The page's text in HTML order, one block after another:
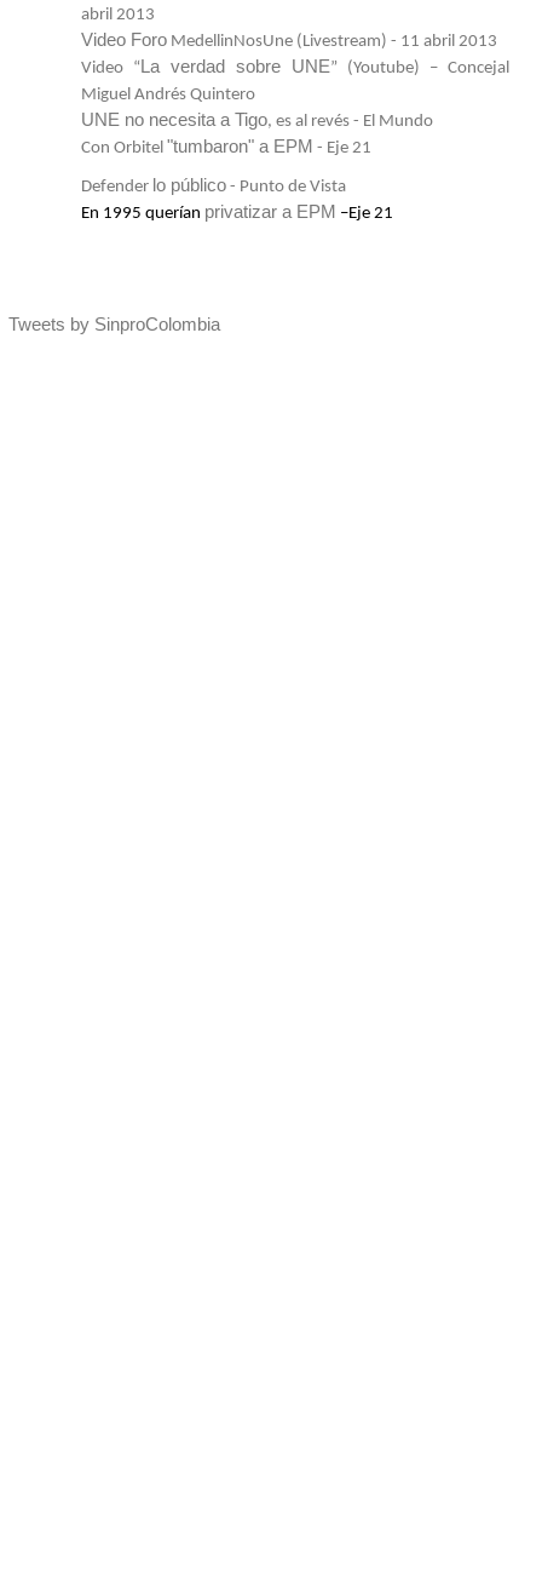
abril 2013
Video ForoMedellinNosUne (Livestream) - 11 abril 2013
Video “ La verdad sobre UNE” (Youtube) – Concejal
Miguel Andrés Quintero
UNE no necesita a Tigo, es al revés- El Mundo
Con Orbitel "tumbaron" a EPM - Eje 21
Defender lo público- Punto de Vista
En 1995 querían privatizar a EPM –Eje 21
Tweets by SinproColombia